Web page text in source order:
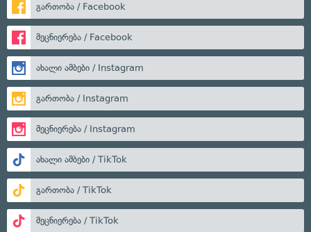
გართობა / Facebook
მეცნიერება / Facebook
ახალი ამბები / Instagram
გართობა / Instagram
მეცნიერება / Instagram
ახალი ამბები / TikTok
გართობა / TikTok
მეცნიერება / TikTok